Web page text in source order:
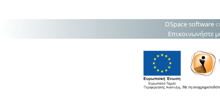
DSpace software
Επικοινωνήστε